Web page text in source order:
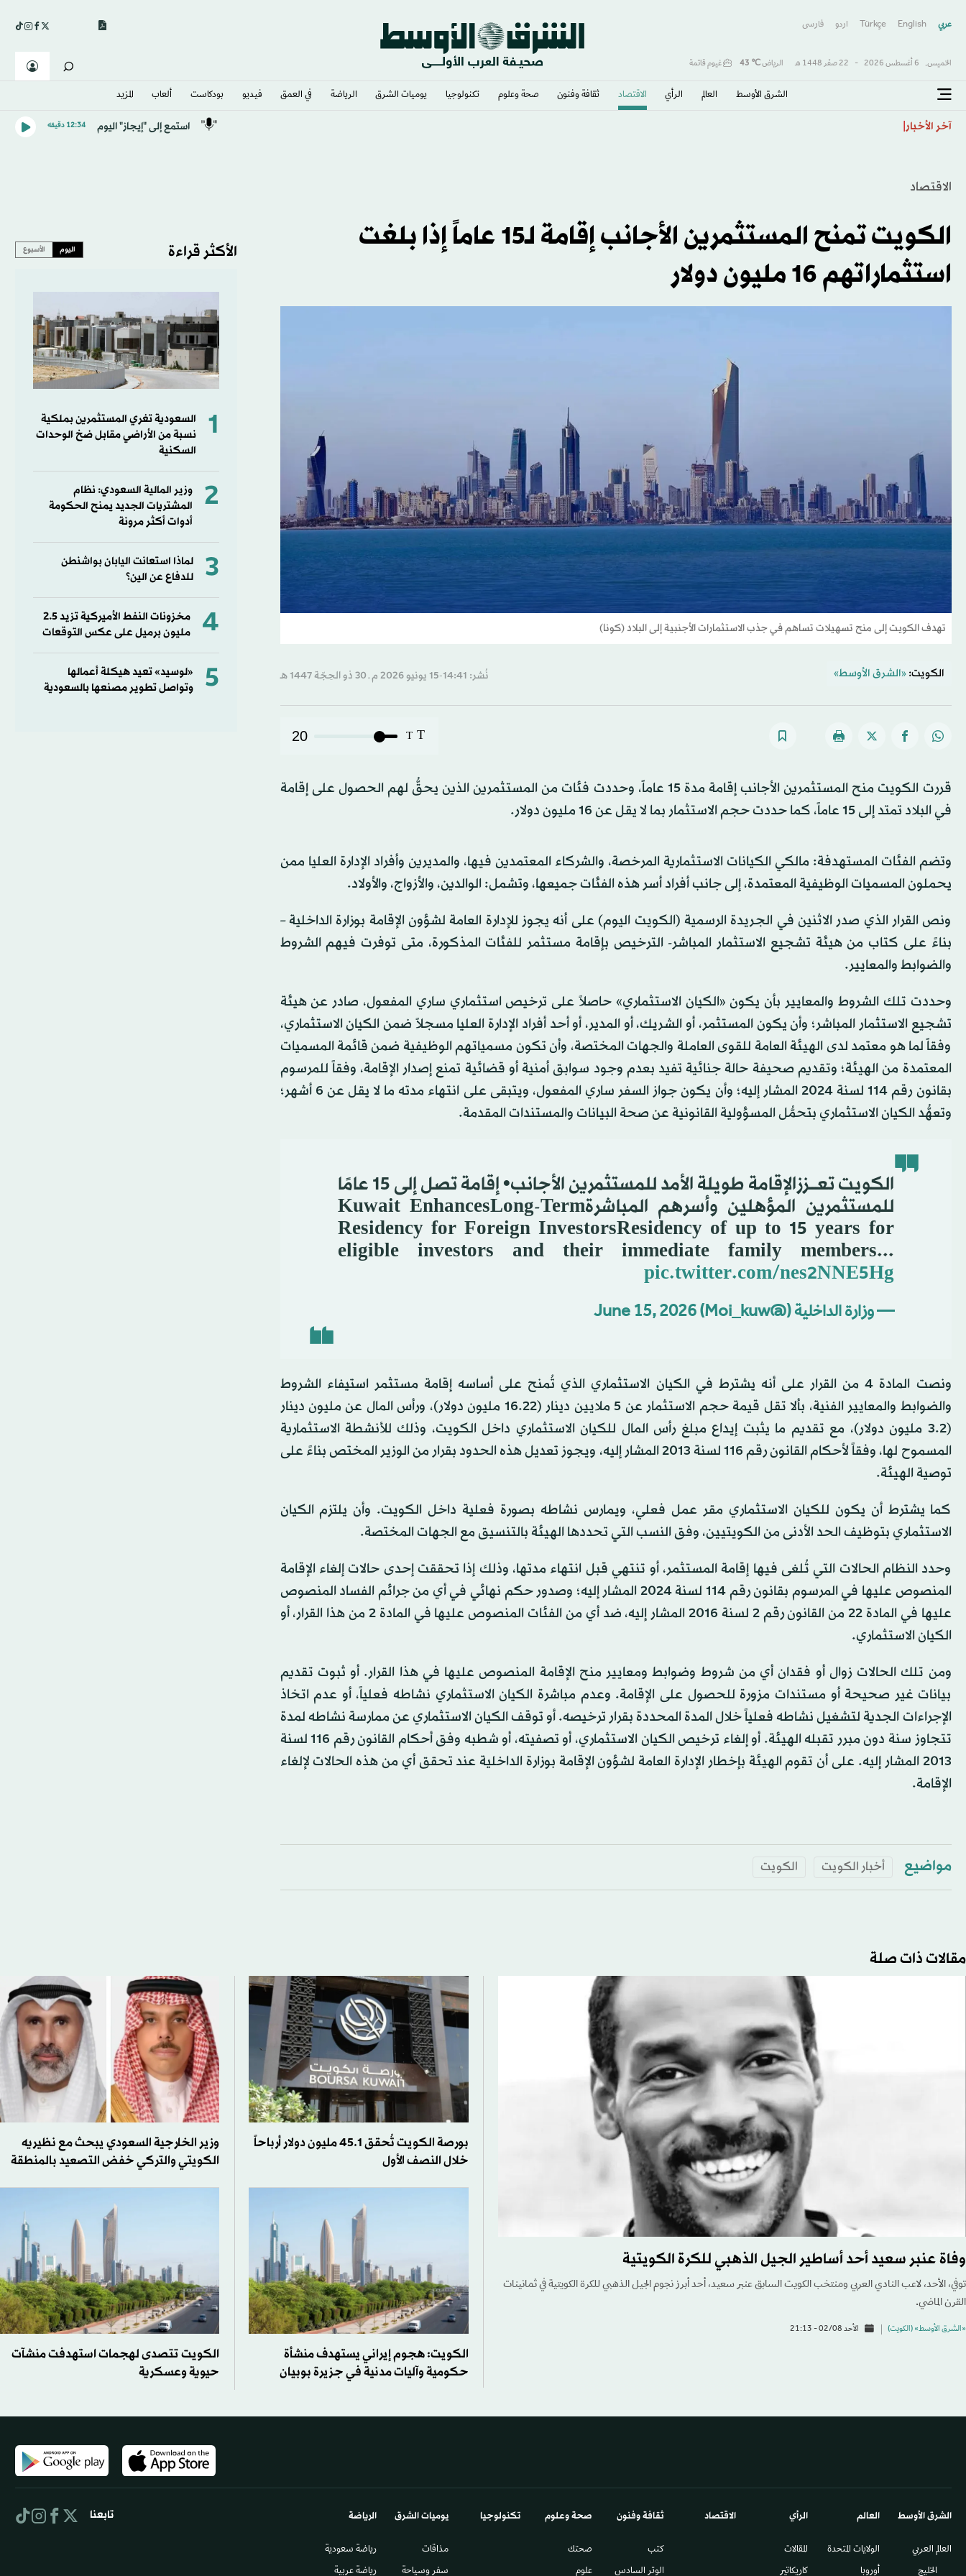
عربي English
Türkçe اردو فارسى
الخميس, 6 أغسطس 2026 - 22 صفَر 1448 هـ الرياض℃
43 غيوم قاتمة
الشرق الأوسط​ العالم الرأي الاقتصاد ثقافة وفنون صحة وعلوم تكنولوجيا يوميات الشرق​ الرياضة في العمق فيديو بودكاست ألعاب المزيد
آخر الأخبار استمع إلى "إيجاز" اليوم 12:34 دقيقه
الاقتصاد
الكويت تمنح المستثمرين الأجانب إقامة لـ15 عاماً إذا بلغت
استثماراتهم 16 مليون دولار
تهدف الكويت إلى منح تسهيلات تساهم في جذب الاستثمارات الأجنبية إلى البلاد (كونا)
الكويت: «الشرق الأوسط» نُشر: 14:41-15 يونيو 2026 م ـ 30 ذو الحِجّة 1447 هـ
T
T
20
قررت الكويت منح المستثمرين الأجانب إقامة مدة 15 عاماً، وحددت فئات من المستثمرين الذين يحقُّ لهم الحصول على إقامة
في البلاد تمتد إلى 15 عاماً، كما حددت حجم الاستثمار بما لا يقل عن 16 مليون دولار.
وتضم الفئات المستهدفة: مالكي الكيانات الاستثمارية المرخصة، والشركاء المعتمدين فيها، والمديرين وأفراد الإدارة العليا ممن
يحملون المسميات الوظيفية المعتمدة، إلى جانب أفراد أسر هذه الفئات جميعها، وتشمل: الوالدين، والأزواج، والأولاد.
ونص القرار الذي صدر الاثنين في الجريدة الرسمية (الكويت اليوم) على أنه يجوز للإدارة العامة لشؤون الإقامة بوزارة الداخلية –
بناءً على كتاب من هيئة تشجيع الاستثمار المباشر- الترخيص بإقامة مستثمر للفئات المذكورة، متى توفرت فيهم الشروط
والضوابط والمعايير.
وحددت تلك الشروط والمعايير بأن يكون «الكيان الاستثماري» حاصلاً على ترخيص استثماري ساري المفعول، صادر عن هيئة
تشجيع الاستثمار المباشر؛ وأن يكون المستثمر، أو الشريك، أو المدير، أو أحد أفراد الإدارة العليا مسجلاً ضمن الكيان الاستثماري،
وفقاً لما هو معتمد لدى الهيئة العامة للقوى العاملة والجهات المختصة، وأن تكون مسمياتهم الوظيفية ضمن قائمة المسميات
المعتمدة من الهيئة؛ وتقديم صحيفة حالة جنائية تفيد بعدم وجود سوابق أمنية أو قضائية تمنع إصدار الإقامة، وفقاً للمرسوم
بقانون رقم 114 لسنة 2024 المشار إليه؛ وأن يكون جواز السفر ساري المفعول، ويتبقى على انتهاء مدته ما لا يقل عن 6 أشهر؛
وتعهُّد الكيان الاستثماري بتحمُّل المسؤولية القانونية عن صحة البيانات والمستندات المقدمة.
الكويت تعـــــززالإقامة طويلة الأمد للمستثمرين الأجانب• إقامة تصل إلى 15 عامًا
للمستثمرين المؤهلين وأسرهم المباشرةKuwait EnhancesLong-Term
Residency for Foreign InvestorsResidency of up to 15 years for
eligible investors and their immediate family members...
pic.twitter.com/nes2NNE5Hg
— وزارة الداخلية (@Moi_kuw) June 15, 2026
ونصت المادة 4 من القرار على أنه يشترط في الكيان الاستثماري الذي تُمنح على أساسه إقامة مستثمر استيفاء الشروط
والضوابط والمعايير الفنية، بألا تقل قيمة حجم الاستثمار عن 5 ملايين دينار (16.22 مليون دولار)، ورأس المال عن مليون دينار
(3.2 مليون دولار)، مع تقديم ما يثبت إيداع مبلغ رأس المال للكيان الاستثماري داخل الكويت، وذلك للأنشطة الاستثمارية
المسموح لها، وفقاً لأحكام القانون رقم 116 لسنة 2013 المشار إليه، ويجوز تعديل هذه الحدود بقرار من الوزير المختص بناءً على
توصية الهيئة.
كما يشترط أن يكون للكيان الاستثماري مقر عمل فعلي، ويمارس نشاطه بصورة فعلية داخل الكويت. وأن يلتزم الكيان
الاستثماري بتوظيف الحد الأدنى من الكويتيين، وفق النسب التي تحددها الهيئة بالتنسيق مع الجهات المختصة.
وحدد النظام الحالات التي تُلغى فيها إقامة المستثمر، أو تنتهي قبل انتهاء مدتها، وذلك إذا تحققت إحدى حالات إلغاء الإقامة
المنصوص عليها في المرسوم بقانون رقم 114 لسنة 2024 المشار إليه؛ وصدور حكم نهائي في أي من جرائم الفساد المنصوص
عليها في المادة 22 من القانون رقم 2 لسنة 2016 المشار إليه، ضد أي من الفئات المنصوص عليها في المادة 2 من هذا القرار، أو
الكيان الاستثماري.
ومن تلك الحالات زوال أو فقدان أي من شروط وضوابط ومعايير منح الإقامة المنصوص عليها في هذا القرار. أو ثبوت تقديم
بيانات غير صحيحة أو مستندات مزورة للحصول على الإقامة. وعدم مباشرة الكيان الاستثماري نشاطه فعلياً، أو عدم اتخاذ
الإجراءات الجدية لتشغيل نشاطه فعلياً خلال المدة المحددة بقرار ترخيصه. أو توقف الكيان الاستثماري عن ممارسة نشاطه لمدة
تتجاوز سنة دون مبرر تقبله الهيئة. أو إلغاء ترخيص الكيان الاستثماري، أو تصفيته، أو شطبه وفق أحكام القانون رقم 116 لسنة
2013 المشار إليه. على أن تقوم الهيئة بإخطار الإدارة العامة لشؤون الإقامة بوزارة الداخلية عند تحقق أي من هذه الحالات لإلغاء
الإقامة.
مواضيع أخبار الكويت الكويت
الأكثر قراءة اليوم الأسبوع
1
السعودية تغري المستثمرين بملكية
نسبة من الأراضي مقابل ضخ الوحدات
السكنية
2
وزير المالية السعودي: نظام
المشتريات الجديد يمنح الحكومة
أدوات أكثر مرونة
3
لماذا استعانت اليابان بواشنطن
للدفاع عن الين؟
4
مخزونات النفط الأميركية تزيد 2.5
مليون برميل على عكس التوقعات
5
«لوسيد» تعيد هيكلة أعمالها
وتواصل تطوير مصنعها بالسعودية
مقالات ذات صلة
وفاة عنبر سعيد أحد أساطير الجيل الذهبي للكرة الكويتية
توفي، الأحد، لاعب النادي العربي ومنتخب الكويت السابق عنبر سعيد، أحد أبرز نجوم الجيل الذهبي للكرة الكويتية في ثمانينات
القرن الماضي.
«الشرق الأوسط» (الكويت) الأحد 02/08 - 21:13
بورصة الكويت تُحقق 45.1 مليون دولار أرباحاً
خلال النصف الأول
وزير الخارجية السعودي يبحث مع نظيريه
الكويتي والتركي خفض التصعيد بالمنطقة
الكويت: هجوم إيراني يستهدف منشأة
حكومية وآليات مدنية في جزيرة بوبيان
الكويت تتصدى لهجمات استهدفت منشآت
حيوية وعسكرية
الشرق الأوسط​
العالم العربي
الخليج
العالم
الولايات المتحدة
أوروبا
الرأي
المقالات
كاريكاتير
الاقتصاد ثقافة وفنون
كتب
الوتر السادس​
صحة وعلوم
صحتك
علوم
تكنولوجيا يوميات الشرق​
مذاقات
سفر وسياحة
الرياضة
رياضة سعودية
رياضة عربية
تابعنا